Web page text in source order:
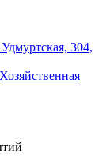
304,